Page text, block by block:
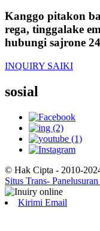
Kanggo pitakon
rega, tinggalake
hubungi sajrone
INQUIRY SAIKI
sosial
© Hak Cipta - 2010-
Situs Trans-
Kirimi Email